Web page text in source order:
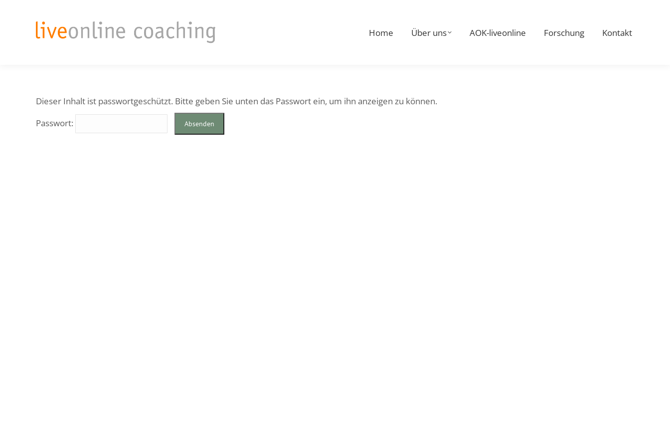
Home Über uns AOK-liveonline Forschung Kontakt
Dieser Inhalt ist passwortgeschützt. Bitte geben Sie unten das Passwort ein, um ihn anzeigen zu können.
Passwort: